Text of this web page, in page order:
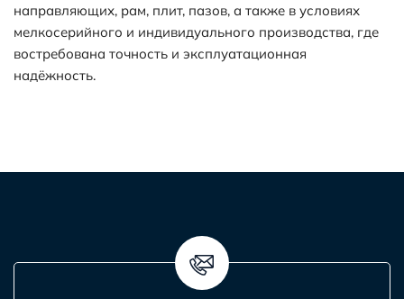
направляющих, рам, плит, пазов, а также в условиях
мелкосерийного и индивидуального производства, где
востребована точность и эксплуатационная
надёжность.